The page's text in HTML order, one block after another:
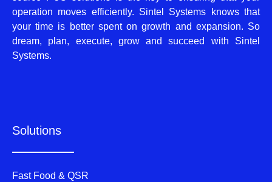
operation moves efficiently. Sintel Systems knows that
your time is better spent on growth and expansion. So
dream, plan, execute, grow and succeed with Sintel
Systems.
Solutions
Fast Food & QSR